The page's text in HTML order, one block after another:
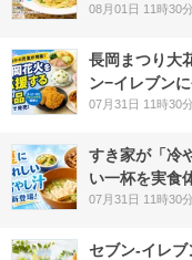
08月01日 11時30分
長岡まつり大
ン−イレブン
07月31日 11時30分
すき家が「冷
い一杯を実食
07月31日 11時30分
セブン‐イレ